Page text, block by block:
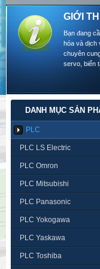
GIỚI
Bạn đang
hóa và dịch
chuyên
servo, biến
DANH MỤC SẢN
PLC
PLC LS Electric
PLC Omron
PLC Mitsubishi
PLC Panasonic
PLC Yokogawa
PLC Yaskawa
PLC Toshiba